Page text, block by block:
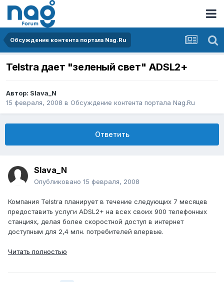
Обсуждение контента портала Nag.Ru
Telstra дает "зеленый свет" ADSL2+
Автор: Slava_N
15 февраля, 2008 в Обсуждение контента портала Nag.Ru
Ответить
Slava_N
Опубликовано 15 февраля, 2008
Компания Telstra планирует в течение следующих 7 месяцев
предоставить услуги ADSL2+ на всех своих 900 телефонных
станциях, делая более скоростной доступ в интернет
доступным для 2,4 млн. потребителей впервые.
Читать полностью